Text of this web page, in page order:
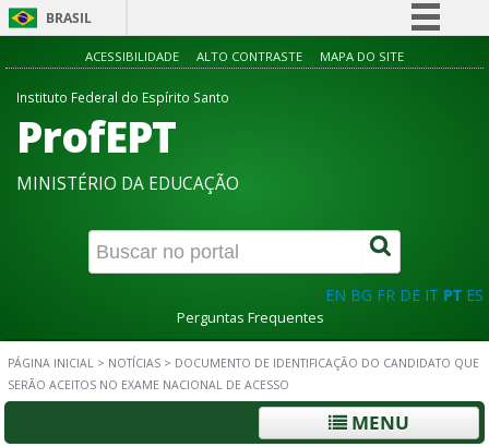
BRASIL
Simplifique!
Canais
ACESSIBILIDADE ALTO CONTRASTE MAPA DO SITE
Instituto Federal do Espírito Santo
ProfEPT
MINISTÉRIO DA EDUCAÇÃO
EN BG FR DE IT PT ES
Perguntas Frequentes
PÁGINA INICIAL > NOTÍCIAS > DOCUMENTO DE IDENTIFICAÇÃO DO CANDIDATO QUE
SERÃO ACEITOS NO EXAME NACIONAL DE ACESSO
MENU